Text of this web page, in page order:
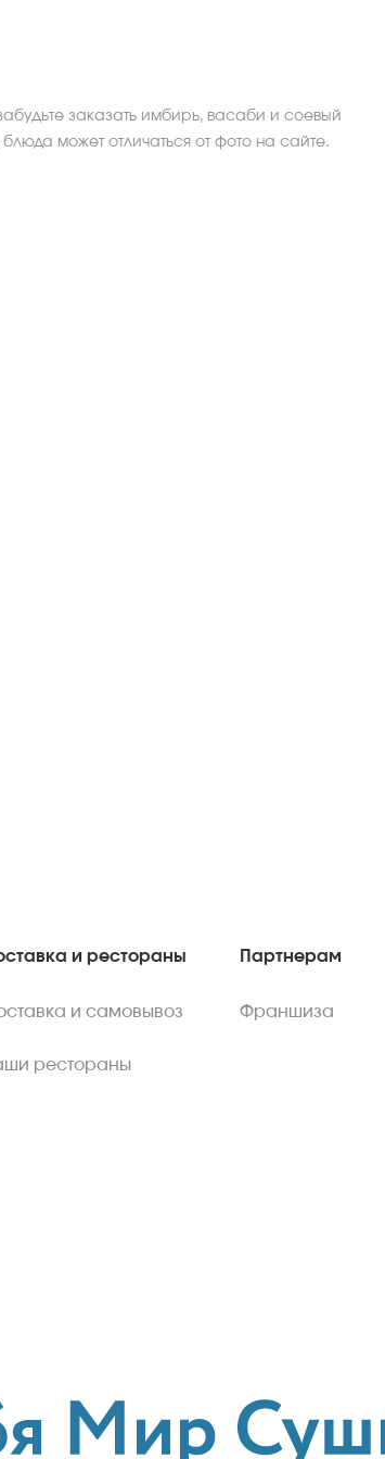
заказать имбирь, васаби и соевый
может отличаться от фото на сайте.
и рестораны
и самовывоз
рестораны
Партнерам
Франшиза